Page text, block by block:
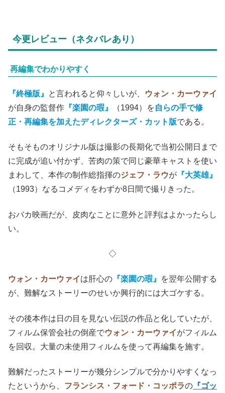
今更レビュー（ネタバレあり）
再編集でわかりやすく
『終極版』 と言われると仰々しいが、
ウォン・カーウァイ
が自身の監督作 『楽園の瑕』 （1994）を自らの手で修
正・再編集を加えたディレクターズ・カット版である。
そもそものオリジナル版は撮影の長期化で当初公開日まで
に完成が追い付かず、苦肉の策で同じ豪華キャストを使い
まわして、本作の制作総指揮のジェフ・ラウが 『大英雄』
（1993）なるコメディをわずか8日間で撮りきった。
おバカ映画だが、皮肉なことに意外と評判はよかったらし
い。
◇
ウォン・カーウァイは肝心の 『楽園の瑕』
を翌年公開する
が、難解なストーリーのせいか興行的には大ゴケする。
その後本作は日の目を見ない伝説の作品と化していたが、
フィルム保管会社の倒産でウォン・カーウァイがフィルム
を回収。大量の未使用フィルムを使って再編集を施す。
難解だったストーリーが幾分シンプルで分かりやすくなっ
たというから、 フランシス・フォード・コッポラの 『ゴッ